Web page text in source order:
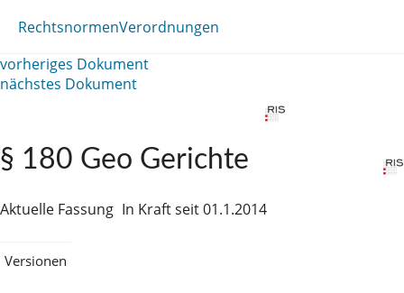
RechtsnormenVerordnungen
vorheriges Dokument
nächstes Dokument
§ 180 Geo Gerichte
Aktuelle Fassung In Kraft seit 01.1.2014
Versionen